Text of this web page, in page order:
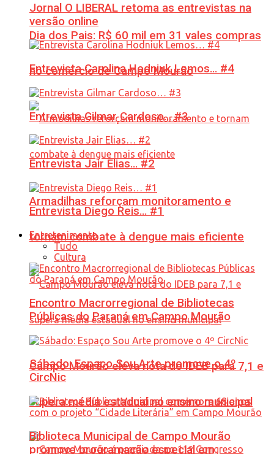
Dia dos Pais: R$ 60 mil em 31 vales compras
no comércio de Campo Mourão
Armadilhas reforçam monitoramento e
tornam combate à dengue mais eficiente
Campo Mourão eleva nota do IDEB para 7,1 e
supera média estadual no ensino municipal
Jornal O LIBERAL retoma as entrevistas na
versão online
Entrevista Carolina Hodniuk Lemos… #4
Entrevista Gilmar Cardoso… #3
Entrevista Jair Elias… #2
Entrevista Diego Reis… #1
Entretenimento
Tudo
Cultura
Encontro Macrorregional de Bibliotecas
Públicas do Paraná em Campo Mourão
Sábado: Espaço Sou Arte promove o 4º
CircNic
Biblioteca Municipal de Campo Mourão
promove programação especial em